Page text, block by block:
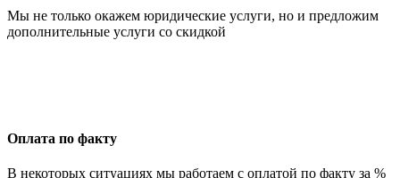
Мы не только окажем юридические услуги, но и предложим
дополнительные услуги со скидкой
Оплата по факту
В некоторых ситуациях мы работаем с оплатой по факту за %